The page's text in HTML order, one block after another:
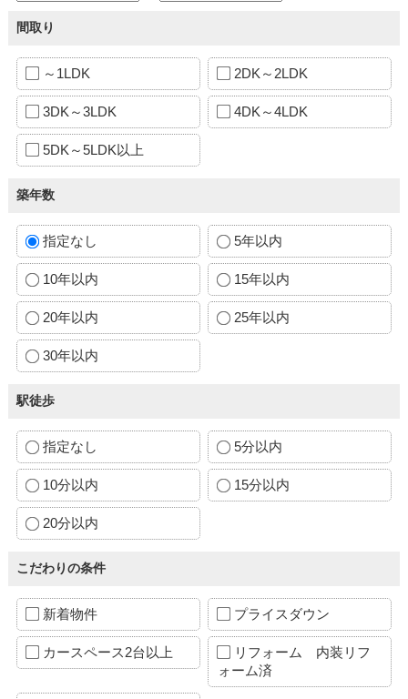
間取り
～1LDK 2DK～2LDK
3DK～3LDK 4DK～4LDK
5DK～5LDK以上
築年数
指定なし 5年以内
10年以内 15年以内
20年以内 25年以内
30年以内
駅徒歩
指定なし 5分以内
10分以内 15分以内
20分以内
こだわりの条件
新着物件 プライスダウン
カースペース2台以上
リフォーム 内装リフ
ォーム済